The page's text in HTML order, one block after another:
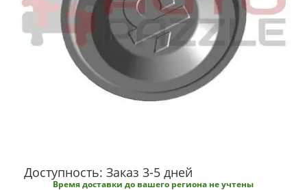
Доступность: Заказ 3-5 дней
Время доставки до вашего региона не учтены